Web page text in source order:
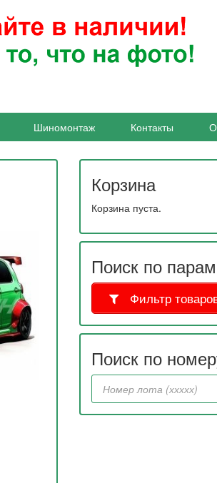
Шиномонтаж Контакты
Корзина
Корзина пуста.
Поиск по
Фильтр
Поиск по